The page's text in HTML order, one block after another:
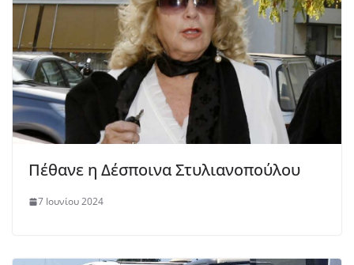
Πέθανε η Δέσποινα Στυλιανοπούλου
7 Ιουνίου 2024